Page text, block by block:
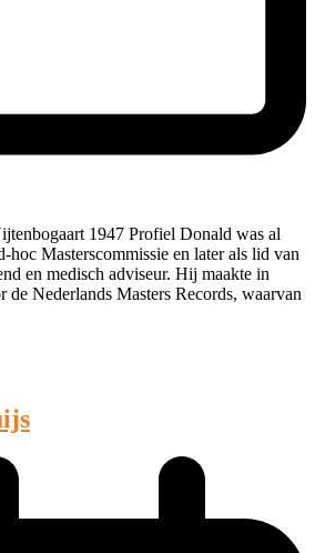
1947 Profiel Donald was al
hoc Masterscommissie en later als lid van
en medisch adviseur. Hij maakte in
de Nederlands Masters Records, waarvan